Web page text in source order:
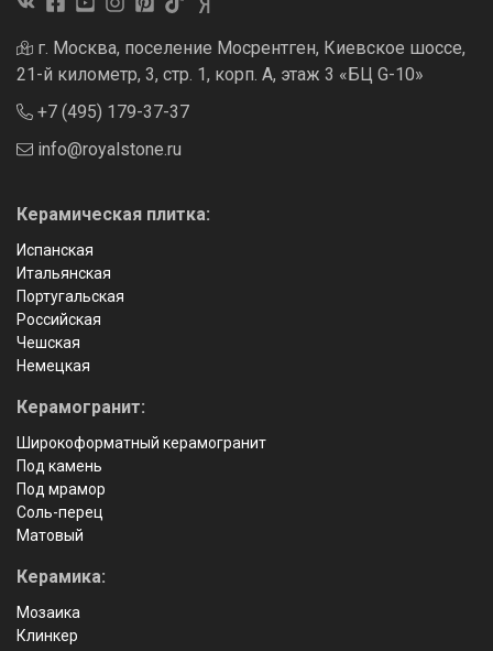
г. Москва, поселение Мосрентген, Киевское шоссе,
21-й километр, 3, стр. 1, корп. А, этаж 3 «БЦ G-10»
+7 (495) 179-37-37
info@royalstone.ru
Керамическая плитка:
Испанская
Итальянская
Португальская
Российская
Чешская
Немецкая
Керамогранит:
Широкоформатный керамогранит
Под камень
Под мрамор
Соль-перец
Матовый
Керамика:
Мозаика
Клинкер